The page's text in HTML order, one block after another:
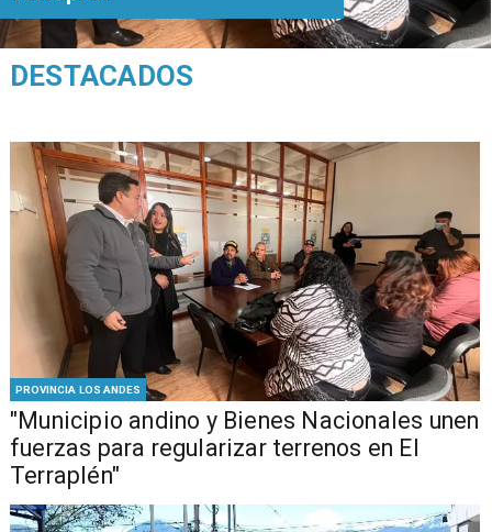
PROVINCIA LOS ANDES
"Municipio andino y Bienes Nacionales unen
fuerzas para regularizar terrenos en El
Terraplén"
DESTACADOS